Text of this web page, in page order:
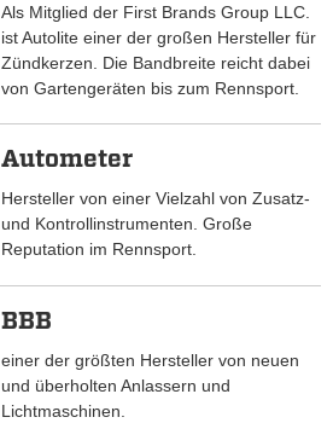
Als Mitglied der First Brands Group LLC.
ist Autolite einer der großen Hersteller für
Zündkerzen. Die Bandbreite reicht dabei
von Gartengeräten bis zum Rennsport.
Autometer
Hersteller von einer Vielzahl von Zusatz-
und Kontrollinstrumenten. Große
Reputation im Rennsport.
BBB
einer der größten Hersteller von neuen
und überholten Anlassern und
Lichtmaschinen.